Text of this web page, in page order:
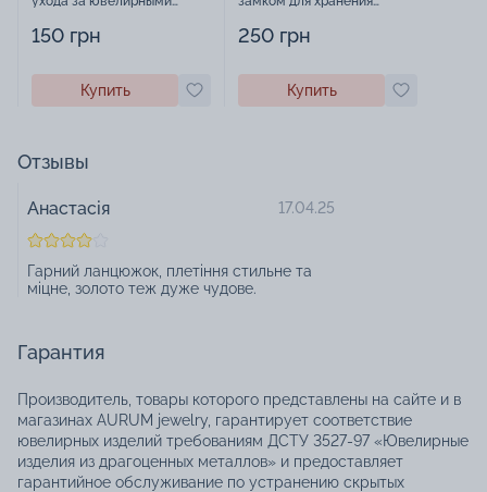
150 грн
Купить
250 грн
Купить
Отзывы
Анастасія 17.04.25
Гарний ланцюжок, плетіння стильне та
міцне, золото теж дуже чудове.
Гарантия
Производитель, товары которого представлены на сайте и в
магазинах AURUM jewelry, гарантирует соответствие
ювелирных изделий требованиям ДСТУ 3527-97 «Ювелирные
изделия из драгоценных металлов» и предоставляет
гарантийное обслуживание по устранению скрытых